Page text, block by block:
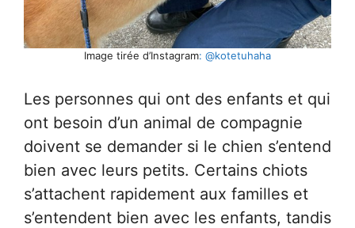
Image tirée d’Instagram: @kotetuhaha
Les personnes qui ont des enfants et qui
ont besoin d’un animal de compagnie
doivent se demander si le chien s’entend
bien avec leurs petits. Certains chiots
s’attachent rapidement aux familles et
s’entendent bien avec les enfants, tandis